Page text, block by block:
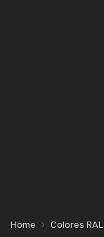
Home Colores RAL